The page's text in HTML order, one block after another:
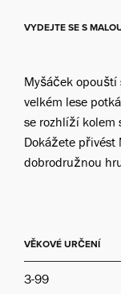
VYDEJTE SE S
Myšáček opouští
velkém lese
se rozhlíží kolem
Dokážete přivést
dobrodružnou
VĚKOVÉ URČENÍ
3-99